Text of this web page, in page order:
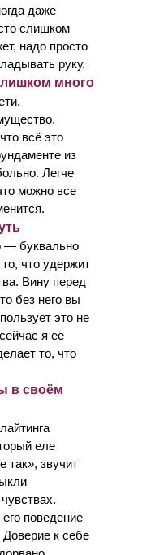
даже
слишком
надо просто
руку.
много
всё это
из
Легче
можно все
— буквально
что удержит
Вину перед
без него вы
это не
я её
то, что
в своём
еле
так», звучит
поведение
Доверие к себе